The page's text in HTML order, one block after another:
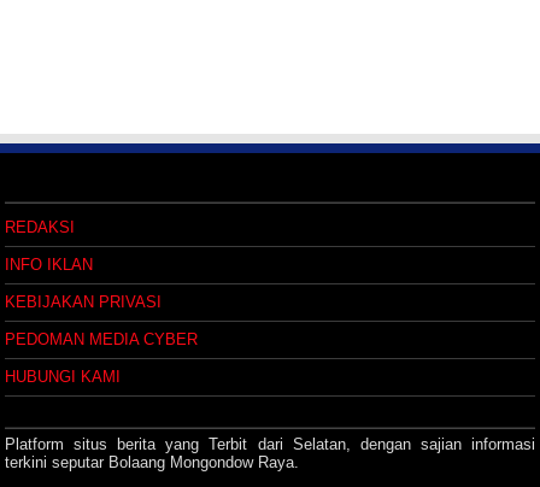
REDAKSI
INFO IKLAN
KEBIJAKAN PRIVASI
PEDOMAN MEDIA CYBER
HUBUNGI KAMI
Platform situs berita yang Terbit dari Selatan, dengan sajian informasi
terkini seputar Bolaang Mongondow Raya.